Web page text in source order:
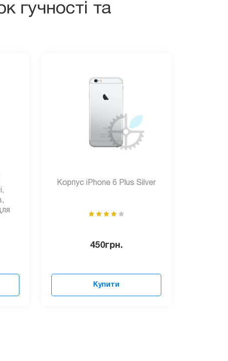
гучності та
Корпус iPhone 6 Plus Silver
450грн.
Купити